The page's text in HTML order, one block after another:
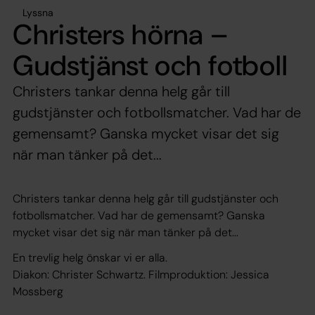
Lyssna
Christers hörna –
Gudstjänst och fotboll
Christers tankar denna helg går till
gudstjänster och fotbollsmatcher. Vad har de
gemensamt? Ganska mycket visar det sig
när man tänker på det...
Christers tankar denna helg går till gudstjänster och
fotbollsmatcher. Vad har de gemensamt? Ganska
mycket visar det sig när man tänker på det...
En trevlig helg önskar vi er alla.
Diakon: Christer Schwartz. Filmproduktion: Jessica
Mossberg